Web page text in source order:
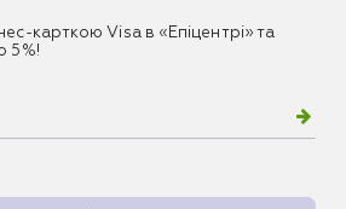
карткою Visa в «Епіцентрі» та
5%!